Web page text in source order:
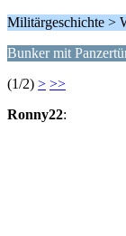
Militärgeschichte >
Bunker mit
(1/2) > >>
Ronny22: